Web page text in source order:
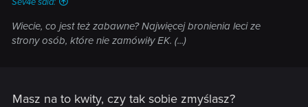
Wiecie, co jest też zabawne? Najwięcej bronienia leci ze
strony osób, które nie zamówiły EK. (...)
Masz na to kwity, czy tak sobie zmyślasz?